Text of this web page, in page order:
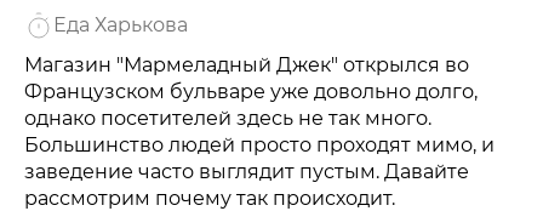
Еда Харькова
Магазин "Мармеладный Джек" открылся во
Французском бульваре уже довольно долго,
однако посетителей здесь не так много.
Большинство людей просто проходят мимо, и
заведение часто выглядит пустым. Давайте
рассмотрим почему так происходит.